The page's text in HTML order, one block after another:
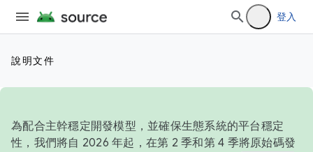
登入
說明文件
為配合主幹穩定開發模型，並確保生態系統的平台穩定
性，我們將自 2026 年起，在第 2 季和第 4 季將原始碼發